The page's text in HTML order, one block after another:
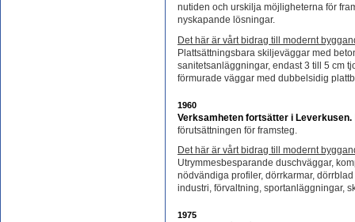
nutiden och urskilja möjligheterna för
nyskapande lösningar.
Det här är vårt bidrag till modernt
Plattsättningsbara skiljeväggar med
sanitetsanläggningar, endast 3 till 5 cm
förmurade väggar med dubbelsidig
1960
Verksamheten fortsätter i Leverkusen.
förutsättningen för framsteg.
Det här är vårt bidrag till modernt
Utrymmesbesparande duschväggar,
nödvändiga profiler, dörrkarmar,
industri, förvaltning, sportanläggningar,
1975